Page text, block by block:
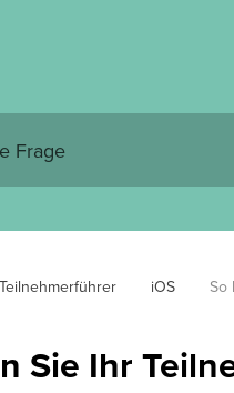
Teilnehmerführer iOS So
Sie Ihr